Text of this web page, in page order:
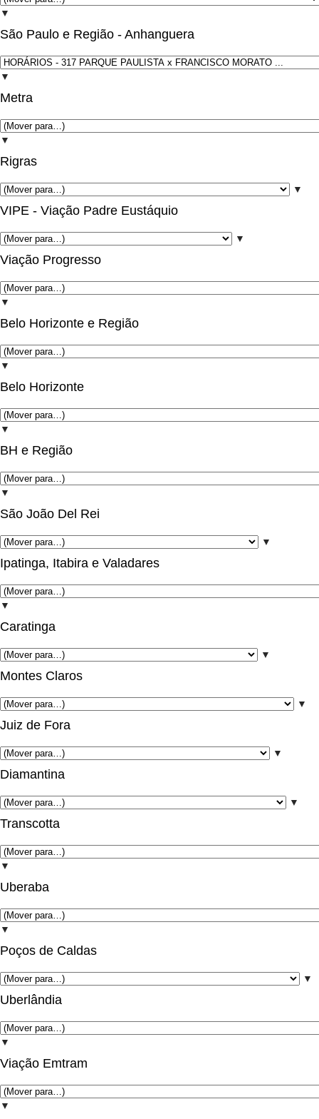
▼
São Paulo e Região - Anhanguera
▼
Metra
▼
Rigras
▼
VIPE - Viação Padre Eustáquio
▼
Viação Progresso
▼
Belo Horizonte e Região
▼
Belo Horizonte
▼
BH e Região
▼
São João Del Rei
▼
Ipatinga, Itabira e Valadares
▼
Caratinga
▼
Montes Claros
▼
Juiz de Fora
▼
Diamantina
▼
Transcotta
▼
Uberaba
▼
Poços de Caldas
▼
Uberlândia
▼
Viação Emtram
▼